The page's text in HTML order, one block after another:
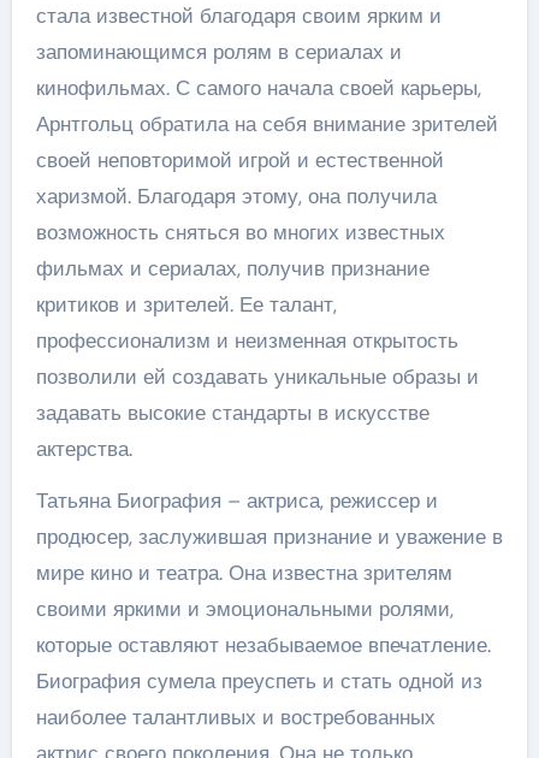
стала известной благодаря своим ярким и
запоминающимся ролям в сериалах и
кинофильмах. С самого начала своей карьеры,
Арнтгольц обратила на себя внимание зрителей
своей неповторимой игрой и естественной
харизмой. Благодаря этому, она получила
возможность сняться во многих известных
фильмах и сериалах, получив признание
критиков и зрителей. Ее талант,
профессионализм и неизменная открытость
позволили ей создавать уникальные образы и
задавать высокие стандарты в искусстве
актерства.
Татьяна Биография – актриса, режиссер и
продюсер, заслужившая признание и уважение в
мире кино и театра. Она известна зрителям
своими яркими и эмоциональными ролями,
которые оставляют незабываемое впечатление.
Биография сумела преуспеть и стать одной из
наиболее талантливых и востребованных
актрис своего поколения. Она не только